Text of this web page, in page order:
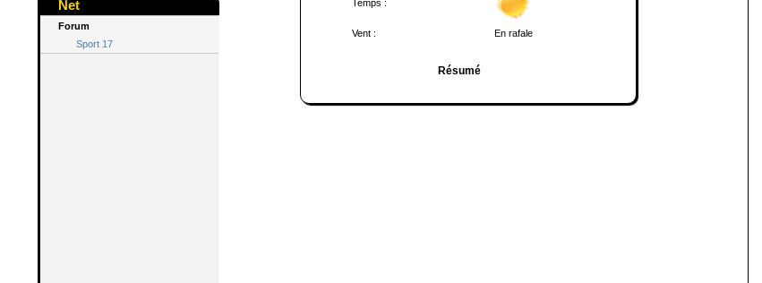
Net
Forum
Sport 17
Temps :
Vent : En rafale
Résumé